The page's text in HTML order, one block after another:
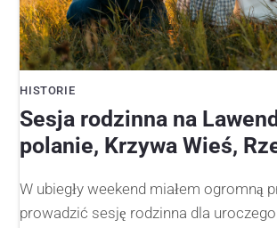
HISTORIE
Sesja rodzinna na
polanie, Krzywa Wieś,
W ubiegły weekend miałem ogromną
prowadzić sesję rodzinna dla